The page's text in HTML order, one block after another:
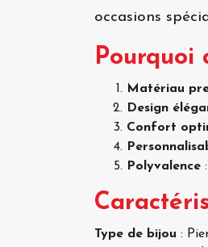
occasions
Pourquoi
Matériau
Design
Confort
Polyvalence
Type de bijou :